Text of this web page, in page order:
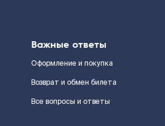
Важные ответы
Оформление и покупка
Возврат и обмен билета
Все вопросы и ответы